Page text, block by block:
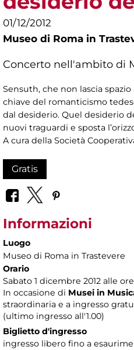
01/12/2012
Museo di Roma in
Concerto nell'ambito di
Sensuth, che non lascia
chiave del romanticismo
dal desiderio. Quel desiderio
nuovi traguardi e sposta
A cura della Società
Gratis
Informazioni
Luogo
Museo di Roma in Trastevere
Orario
Sabato 1 dicembre 2012 alle ore
In occasione di Musei in
straordinaria e a ingresso
(ultimo ingresso all'1.00)
Biglietto d'ingresso
ingresso libero fino a